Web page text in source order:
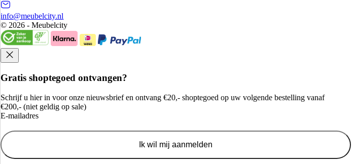
info@meubelcity.nl
© 2026 - Meubelcity
Gratis shoptegoed ontvangen?
Schrijf u hier in voor onze nieuwsbrief en ontvang €20,- shoptegoed op uw volgende bestelling vanaf
€200,- (niet geldig op sale)
E-mailadres
Ik wil mij aanmelden